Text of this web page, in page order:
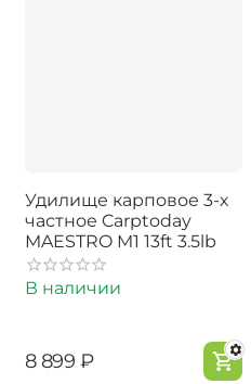
Удилище карповое 3-х
частное Carptoday
MAESTRO M1 13ft 3.5lb
В наличии
‍8 899‍ ₽